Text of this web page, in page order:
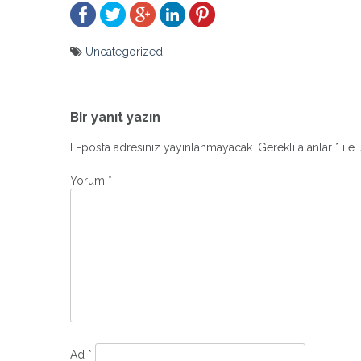
Uncategorized
gezinmesi
Bir yanıt yazın
E-posta adresiniz yayınlanmayacak. Gerekli alanlar * ile
Yorum *
Ad *